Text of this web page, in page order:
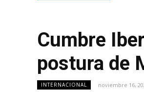
Cumbre
postura de
INTERNACIONAL noviembre 16,